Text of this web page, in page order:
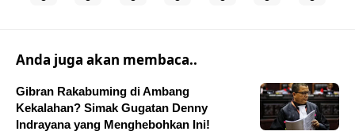
Anda juga akan membaca..
Gibran Rakabuming di Ambang
Kekalahan? Simak Gugatan Denny
Indrayana yang Menghebohkan Ini!